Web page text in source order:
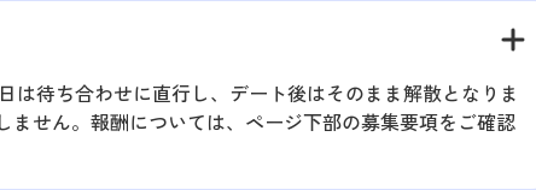
は待ち合わせに直行し、デート後はそのまま解散となりま
ません。報酬については、ページ下部の募集要項をご確認